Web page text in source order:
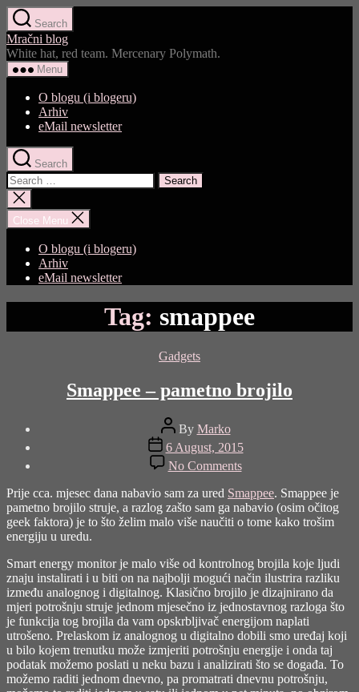
Skip
to
the
content
Search
Mračni blog
White hat, red team. Mercenary Polymath.
Menu
O blogu (i blogeru)
Arhiv
eMail newsletter
Search
Search
for:
Close
search
Close Menu
O blogu (i blogeru)
Arhiv
eMail newsletter
Tag: smappee
Categories
Gadgets
Smappee – pametno brojilo
Post
author
By Marko
Post
date
6 August, 2015
No Commentson
Smappee
–
pametno
brojilo
Prije cca. mjesec dana nabavio sam za ured Smappee. Smappee je
pametno brojilo struje, a razlog zašto sam ga nabavio (osim očitog
geek faktora) je to što želim malo više naučiti o tome kako trošim
energiju u uredu.
Smart energy monitor je malo više od kontrolnog brojila koje ljudi
znaju instalirati i u biti on na najbolji mogući način ilustrira razliku
između analognog i digitalnog. Klasično brojilo je dizajnirano da
mjeri potrošnju struje jednom mjesečno iz jednostavnog razloga što
je funkcija tog brojila da vam opskrbljivač energijom naplati
utrošeno. Prelaskom iz analognog u digitalno dobili smo uređaj koji
u bilo kojem trenutku može izmjeriti potrošnju energije i onda taj
podatak možemo poslati u neku bazu i analizirati što se događa. To
možemo raditi jednom dnevno, pa promatrati dnevnu potrošnju,